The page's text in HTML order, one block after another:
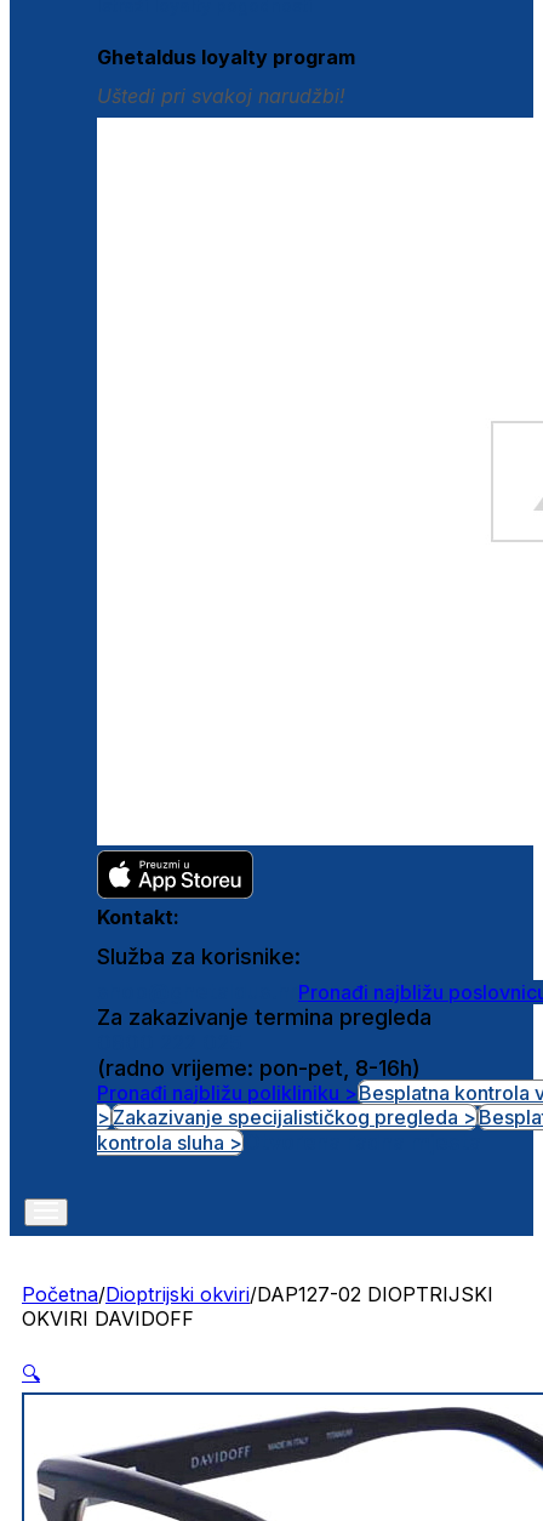
Ghetaldus loyalty program
Uštedi pri svakoj narudžbi!
Kontakt:
Služba za korisnike:
Pronađi najbližu
Za zakazivanje termina pregleda
(radno vrijeme: pon-pet, 8-16h)
Pronađi najbližu polikliniku >Besplatna kontrola
>Zakazivanje specijalističkog pregleda >
kontrola sluha >
Početna/Dioptrijski okviri/DAP127-02 DIOPTRIJSKI
OKVIRI DAVIDOFF
🔍